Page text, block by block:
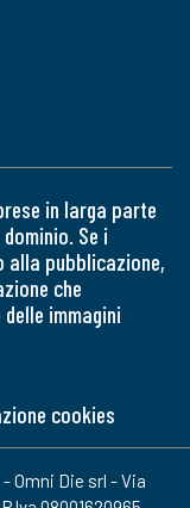
in larga parte
Se i
alla pubblicazione,
che
immagini
cookies
Omni Die srl - Via